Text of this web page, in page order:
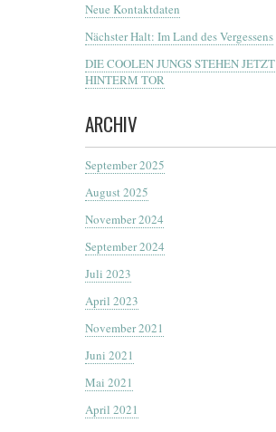
Neue Kontaktdaten
Nächster Halt: Im Land des Vergessens
DIE COOLEN JUNGS STEHEN JETZT
HINTERM TOR
ARCHIV
September 2025
August 2025
November 2024
September 2024
Juli 2023
April 2023
November 2021
Juni 2021
Mai 2021
April 2021